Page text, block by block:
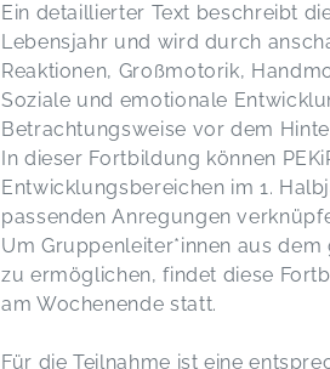
Ein detaillierter Text beschreibt
Lebensjahr und wird durch
Reaktionen, Großmotorik,
Soziale und emotionale
Betrachtungsweise vor dem
In dieser Fortbildung können
Entwicklungsbereichen im 1.
passenden Anregungen
Um Gruppenleiter*innen aus
zu ermöglichen, findet diese
am Wochenende statt.
Für die Teilnahme ist eine